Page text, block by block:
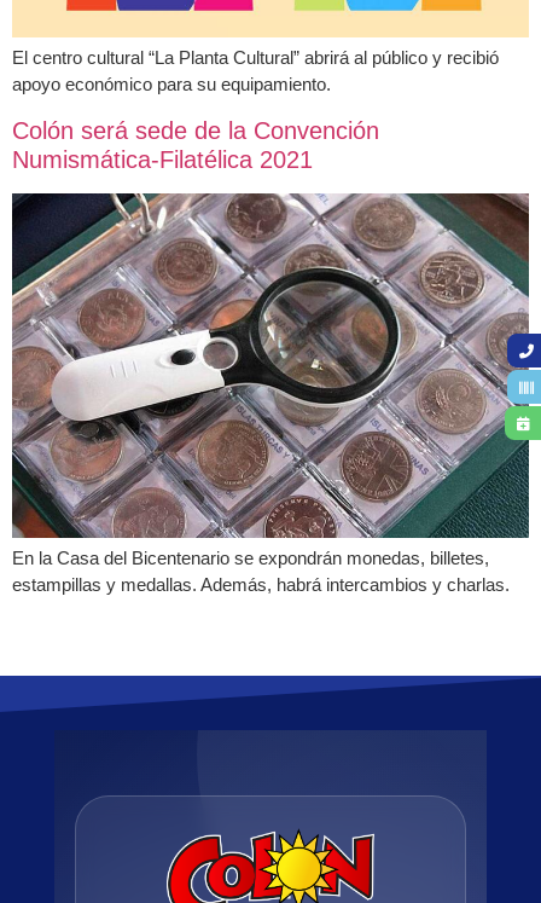
El centro cultural “La Planta Cultural” abrirá al público y recibió
apoyo económico para su equipamiento.
Colón será sede de la Convención
Numismática-Filatélica 2021
En la Casa del Bicentenario se expondrán monedas, billetes,
estampillas y medallas. Además, habrá intercambios y charlas.